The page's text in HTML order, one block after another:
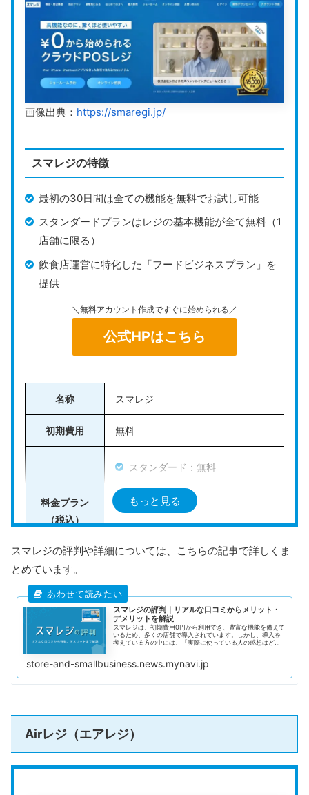
運営会社 Square株式会社
公式HP https://squareup.com/jp/ja/
は、シンプルで直感的なデザインが特徴で、誰
でも簡単に操作できるPOSレジシステムです。小売店向
S」など、業種に応じたオプションが豊富で、幅広いビ
ジネスニーズに対応しています。
初期費用・月額料金ともに無料で使えるため、コストを
抑えたい方にぴったり。入金サイクルが翌日（三井住友
銀行とみずほ銀行）という点も、資金効率を重視したい
事業者から支持されているポイントと言えるでしょう。
に合わせた選択が可能です。
タブレット一体型端末「Square スタンド
年間キャッシュレス決済額が3,000万円以下であればVi
sa・Mastercardの決済手数料が2.5％になるため、小
規模な事業を展開している事業者にもおすすめです。
＼無料アカウント作成ですぐに始められる／
公式HPはこちら
画像出典： https://smaregi.jp/
スマレジの特徴
最初の30日間は全ての機能を無料でお試し可能
スタンダードプランはレジの基本機能が全て無料（1
店舗に限る）
飲食店運営に特化した「フードビジネスプラン」を
提供
＼無料アカウント作成ですぐに始められる／
公式HPはこちら
名称 スマレジ
初期費用 無料
料金プラン
（税込）
スタンダード：無料
プレミアム：月額5,500円
プレミアムプラス：月額8,800円
リテールビジネス：月額15,400円
対応機種 iOS（iPad・iPhone・iPod touch）
対応決済手段
クレジットカード（VISA・Mastercard
QRコード決済（PayPay・楽天ペイなど
レジ機能
売上分析
もっと見る
スマレジの評判や詳細については、こちらの記事で詳しくま
とめています。
スマレジの評判｜リアルな口コミからメリット・
デメリットを解説
スマレジは、初期費用0円から利用でき、豊富な機能を備えて
いるため、多くの店舗で導入されています。しかし、導入を
考えている方の中には、「実際に使っている人の感想はどう
お店の運営やコストに大きな影響を与えるため、慎重に検討
しているユーザーの良い口コミ・悪い口コミをそれぞれ紹介
store-and-smallbusiness.news.mynavi.jp
Airレジ（エアレジ）